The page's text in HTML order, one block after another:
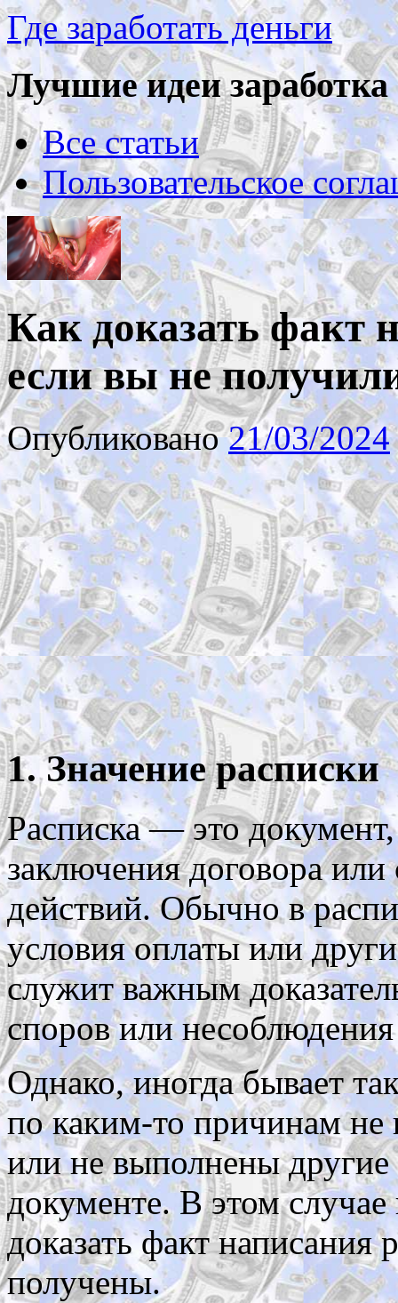
Где заработать деньги
Лучшие идеи заработка
Все статьи
Пользовательское
Как доказать факт
если вы не
Опубликовано21/03/2024
1. Значение расписки
Расписка — это
заключения договора
действий. Обычно в
условия оплаты или
служит важным
споров или
Однако, иногда бывает
по каким-то причинам
или не выполнены другие
документе. В этом
доказать факт написания
получены.